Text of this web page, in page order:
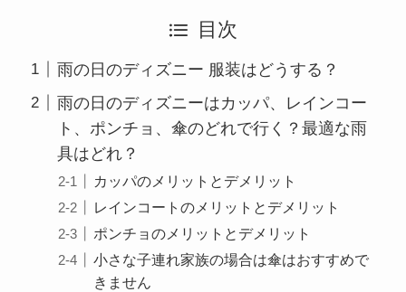
目次
雨の日のディズニー 服装はどうする？
雨の日のディズニーはカッパ、レインコー
ト、ポンチョ、傘のどれで行く？最適な雨
具はどれ？
カッパのメリットとデメリット
レインコートのメリットとデメリット
ポンチョのメリットとデメリット
小さな子連れ家族の場合は傘はおすすめで
きません